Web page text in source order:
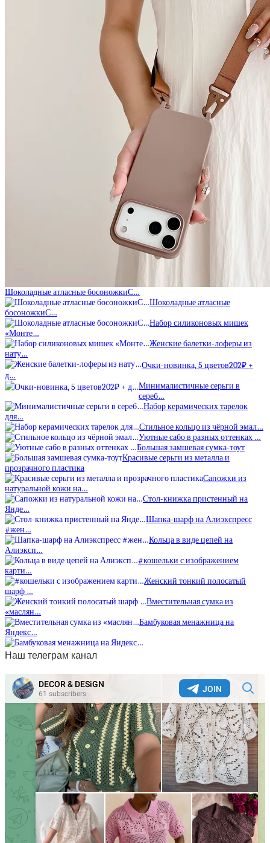
Шоколадные атласные босоножкиС…
Шоколадные атласные
босоножкиС…
Набор силиконовых мишек
«Монте…
Женские балетки-лоферы из
нату…
Очки-новинка, 5 цветов202₽ +
д…
Минималистичные серьги в
сереб…
Набор керамических тарелок
для…
Стильное кольцо из чёрной эмал…
Уютные сабо в разных оттенках …
Большая замшевая сумка-тоут
Красивые серьги из металла и
прозрачного пластика
Сапожки из
натуральной кожи на…
Стол-книжка пристенный на
Янде…
Шапка-шарф на Алиэкспресс
#жен…
Кольца в виде цепей на
Алиэксп…
#кошельки с изображением
карти…
Женский тонкий полосатый
шарф …
Вместительная сумка из
«маслян…
Бамбуковая менажница на
Яндекс…
Наш телеграм канал